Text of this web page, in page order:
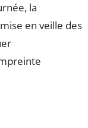
la
en veille des